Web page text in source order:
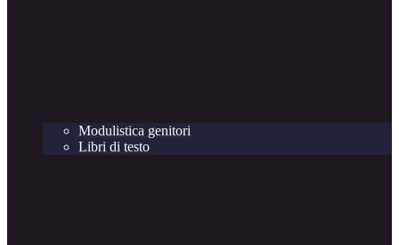
Modulistica genitori
Libri di testo